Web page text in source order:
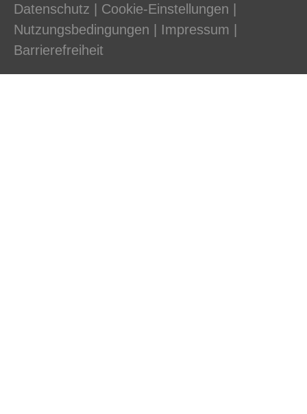
Datenschutz Cookie-Einstellungen
Nutzungsbedingungen
Impressum
Barrierefreiheit